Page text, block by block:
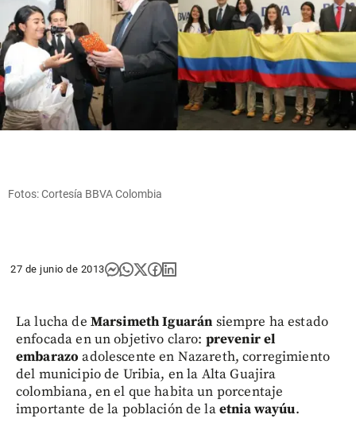
Fotos: Cortesía BBVA Colombia
27 de junio de 2013
La lucha de Marsimeth Iguarán siempre ha estado
enfocada en un objetivo claro: prevenir el
embarazo adolescente en Nazareth, corregimiento
del municipio de Uribia, en la Alta Guajira
colombiana, en el que habita un porcentaje
importante de la población de laetnia wayúu.